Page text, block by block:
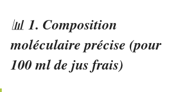
📊 1. Composition
moléculaire précise (pour
100 ml de jus frais)